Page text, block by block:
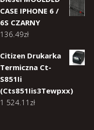
CASE IPHONE 6 /
6S CZARNY
136.49zł
Citizen Drukarka
Termiczna Ct-
S851Ii
(Cts851Iis3Tewpxx)
1 524.11 zł